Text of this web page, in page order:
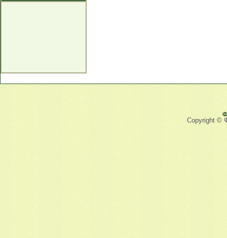
Copyright ©